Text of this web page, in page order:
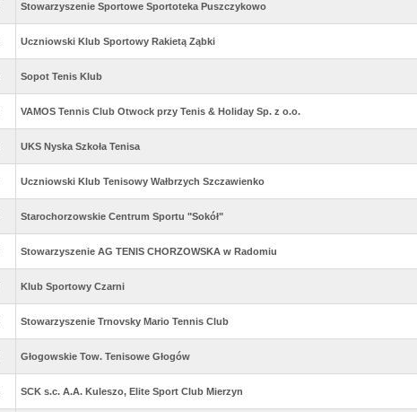
Stowarzyszenie Sportowe Sportoteka Puszczykowo
Uczniowski Klub Sportowy Rakietą Ząbki
Sopot Tenis Klub
VAMOS Tennis Club Otwock przy Tenis & Holiday Sp. z o.o.
UKS Nyska Szkoła Tenisa
Uczniowski Klub Tenisowy Wałbrzych Szczawienko
Starochorzowskie Centrum Sportu "Sokół"
Stowarzyszenie AG TENIS CHORZOWSKA w Radomiu
Klub Sportowy Czarni
Stowarzyszenie Trnovsky Mario Tennis Club
Głogowskie Tow. Tenisowe Głogów
SCK s.c. A.A. Kuleszo, Elite Sport Club Mierzyn